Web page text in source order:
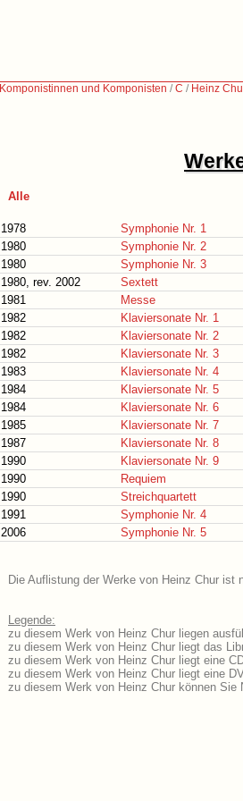
Komponistinnen und Komponisten /C / Heinz
Alle
1978 Symphonie Nr. 1
1980
Symphonie Nr. 2
1980
Symphonie Nr. 3
1980, rev. 2002
Sextett
1981
Messe
1982
Klaviersonate Nr. 1
1982
Klaviersonate Nr. 2
1982
Klaviersonate Nr. 3
1983
Klaviersonate Nr. 4
1984
Klaviersonate Nr. 5
1984
Klaviersonate Nr. 6
1985
Klaviersonate Nr. 7
1987
Klaviersonate Nr. 8
1990
Klaviersonate Nr. 9
1990
Requiem
1990
Streichquartett
1991
Symphonie Nr. 4
2006
Symphonie Nr. 5
Die Auflistung der Werke von Heinz Chur
Legende:
zu diesem Werk von Heinz Chur liegen
zu diesem Werk von Heinz Chur liegt das
zu diesem Werk von Heinz Chur liegt eine
zu diesem Werk von Heinz Chur liegt eine
zu diesem Werk von Heinz Chur können Sie